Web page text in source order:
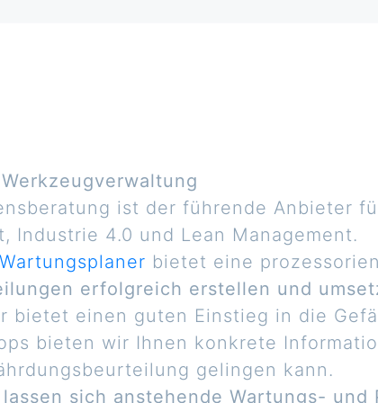
ist der führende Anbieter
Industrie 4.0 und Lean Management.
Wartungsplaner bietet eine
erfolgreich erstellen und
bietet einen guten Einstieg in die
bieten wir Ihnen konkrete
gelingen kann.
sich anstehende Wartungs-